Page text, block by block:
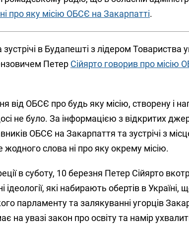
про яку місію ОБСЄ на Закарпатті.
в Будапешті з лідером Товариства
Петер Сійярто говорив про місію
від ОБСЄ про будь яку місію, створену і
не було. За інформацією з відкритих
ОБСЄ на Закарпаття та зустрічі з
слова ні про яку окрему місію.
в суботу, 10 березня Петер Сійярто
ідеології, які набирають обертів в Україні,
парламенту та залякуванні угорців
на увазі закон про освіту та намір